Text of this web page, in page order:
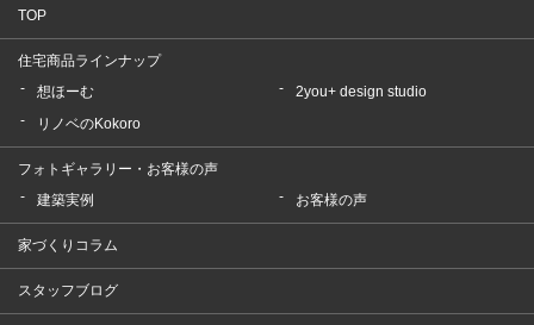
TOP
住宅商品ラインナップ
想ほーむ
2you+ design studio
リノベのKokoro
フォトギャラリー・お客様の声
建築実例
お客様の声
家づくりコラム
スタッフブログ